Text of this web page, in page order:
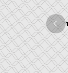
1